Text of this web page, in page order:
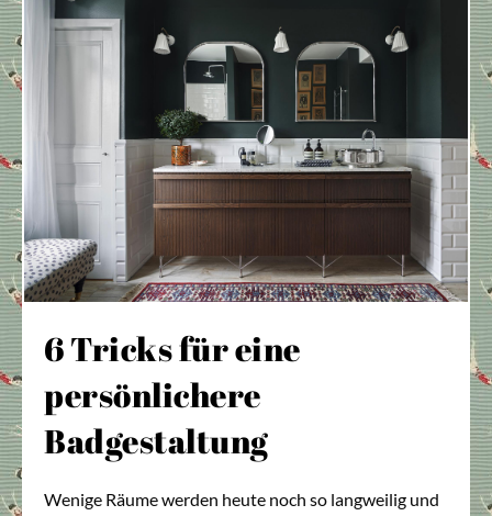
6 Tricks für eine
persönlichere
Badgestaltung
Wenige Räume werden heute noch so langweilig und